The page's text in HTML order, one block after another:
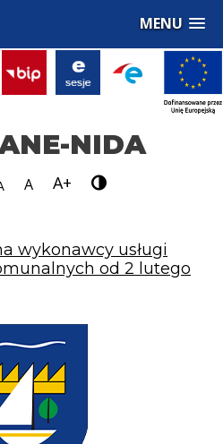
MENU
NIDA
A A+
wykonawcy usługi
od 2 lutego